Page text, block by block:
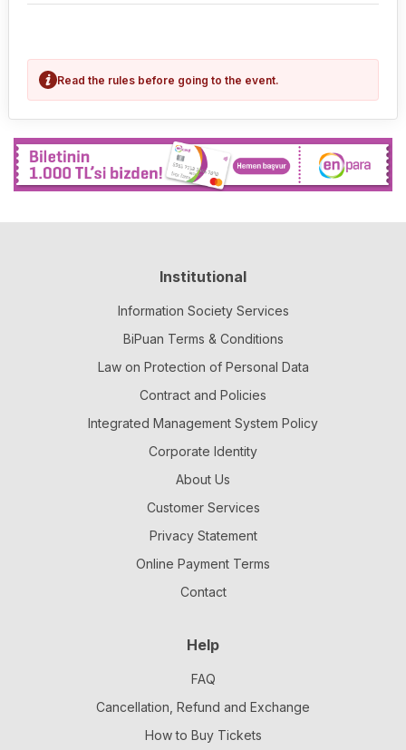
Read the rules before going to the event.
Institutional
Information Society Services
BiPuan Terms & Conditions
Law on Protection of Personal Data
Contract and Policies
Integrated Management System Policy
Corporate Identity
About Us
Customer Services
Privacy Statement
Online Payment Terms
Contact
Help
FAQ
Cancellation, Refund and Exchange
How to Buy Tickets